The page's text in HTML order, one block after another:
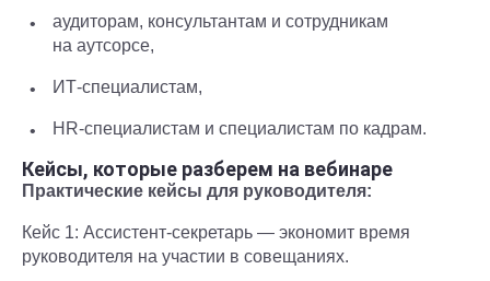
аудиторам, консультантам и сотрудникам
на аутсорсе,
ИТ-специалистам,
HR-специалистам и специалистам по кадрам.
Кейсы, которые разберем на вебинаре
Практические кейсы для руководителя:
Кейс 1: Ассистент-секретарь — экономит время
руководителя на участии в совещаниях.